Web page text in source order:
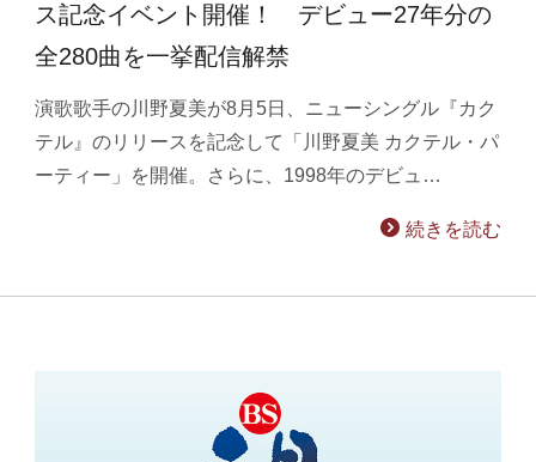
ス記念イベント開催！ デビュー27年分の
全280曲を一挙配信解禁
演歌歌手の川野夏美が8月5日、ニューシングル『カク
テル』のリリースを記念して「川野夏美 カクテル・パ
ーティー」を開催。さらに、1998年のデビュ…
続きを読む